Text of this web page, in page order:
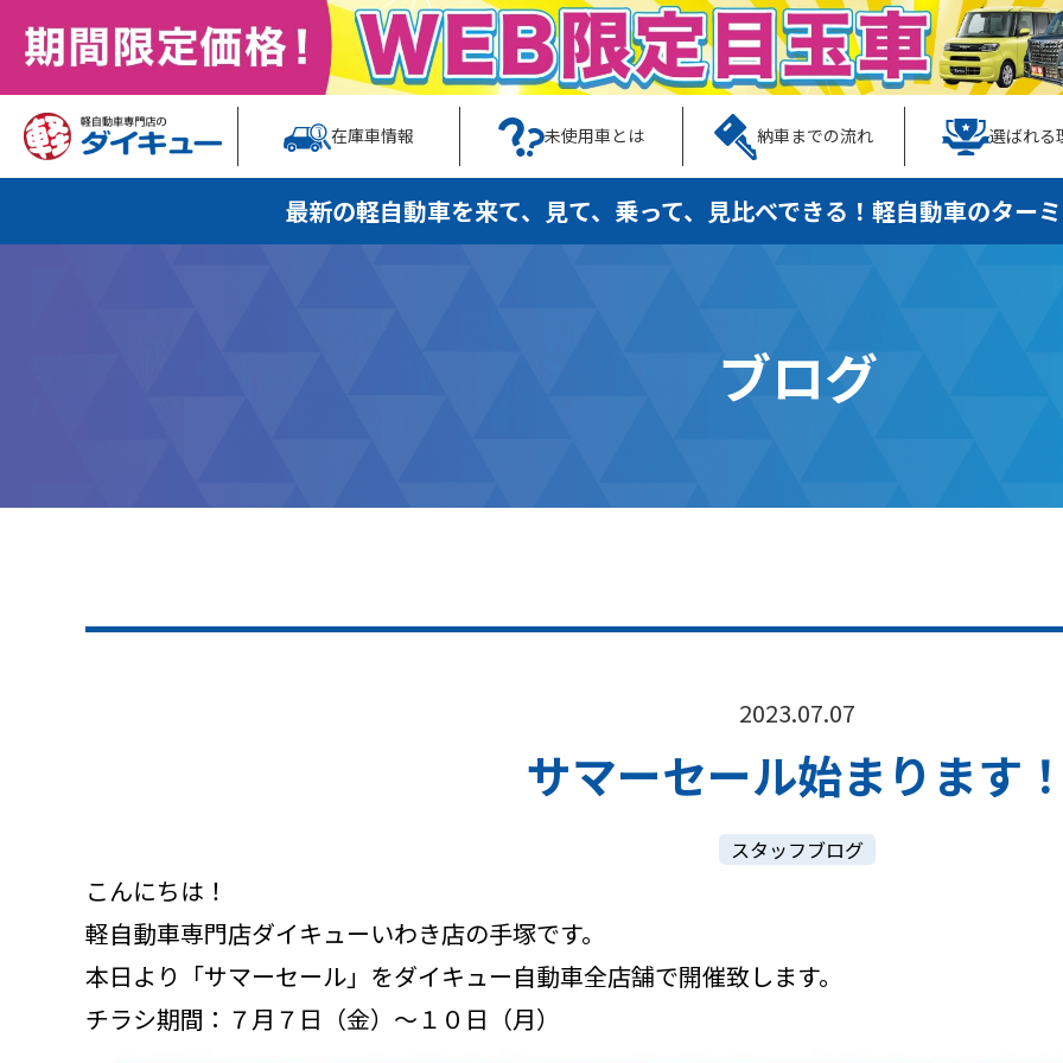
在庫車情報 未使用車とは 納車までの流れ 選ばれる
最新の軽自動車を来て、見て、乗って、見比べできる！ 軽自動車のター
ブログ
2023.07.07
サマーセール始まります
スタッフブログ
こんにちは！
軽自動車専門店ダイキューいわき店の手塚です。
本日より「サマーセール」をダイキュー自動車全店舗で開催致します。
チラシ期間：７月７日（金）～１０日（月）